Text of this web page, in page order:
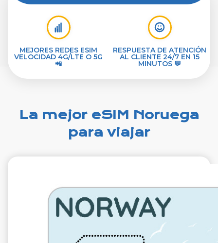
MEJORES REDES ESIM
VELOCIDAD 4G/LTE O 5G
📲
RESPUESTA DE ATENCIÓN
AL CLIENTE 24/7 EN 15
MINUTOS 💬
La mejor eSIM Noruega
para viajar
Roaming en